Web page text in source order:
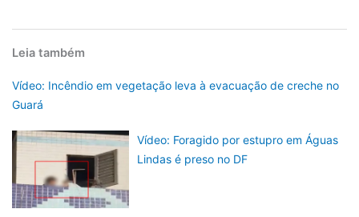
Leia também
Vídeo: Incêndio em vegetação leva à evacuação de creche no
Guará
Vídeo: Foragido por estupro em Águas
Lindas é preso no DF